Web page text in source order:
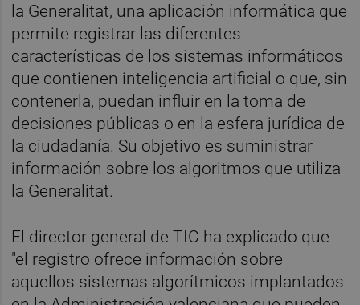
la Generalitat, una aplicación informática que
permite registrar las diferentes
características de los sistemas informáticos
que contienen inteligencia artificial o que, sin
contenerla, puedan influir en la toma de
decisiones públicas o en la esfera jurídica de
la ciudadanía. Su objetivo es suministrar
información sobre los algoritmos que utiliza
la Generalitat.
El director general de TIC ha explicado que
"el registro ofrece información sobre
aquellos sistemas algorítmicos implantados